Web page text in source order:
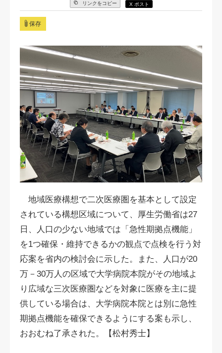
リンクをコピー X ポスト
保存
地域医療構想で二次医療圏を基本として設定
されている構想区域について、厚生労働省は27
日、人口の少ない地域では「急性期拠点機能」
を1つ確保・維持できるかの観点で点検を行う対
応案を省内の検討会に示した。また、人口が20
万－30万人の区域で大学病院本院がその地域よ
り広域な三次医療圏などを対象に医療を主に提
供している場合は、大学病院本院とは別に急性
期拠点機能を確保できるようにする案も示し、
おおむね了承された。【松村秀士】